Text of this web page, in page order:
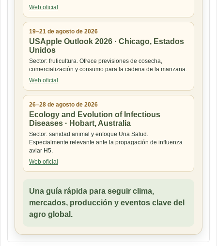
Web oficial
19–21 de agosto de 2026
USApple Outlook 2026 · Chicago, Estados
Unidos
Sector: fruticultura. Ofrece previsiones de cosecha,
comercialización y consumo para la cadena de la manzana.
Web oficial
26–28 de agosto de 2026
Ecology and Evolution of Infectious
Diseases · Hobart, Australia
Sector: sanidad animal y enfoque Una Salud.
Especialmente relevante ante la propagación de influenza
aviar H5.
Web oficial
Una guía rápida para seguir clima,
mercados, producción y eventos clave del
agro global.